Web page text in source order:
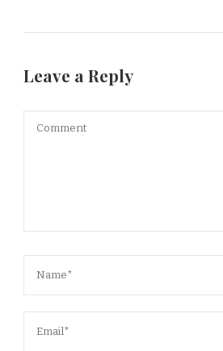
Leave a Reply